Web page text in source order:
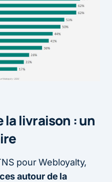
la livraison : un
pour Webloyalty,
autour de la